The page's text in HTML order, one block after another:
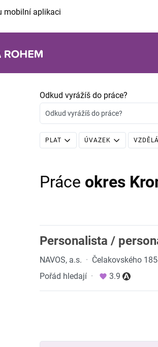
mobilní aplikaci
Odkud vyrážíš do práce?
Odkud vyrážíš do práce?
PLAT ÚVAZEK
Práce okres
Personalista /
NAVOS, a.s. · Čelakovského
Pořád hledají · 3.9